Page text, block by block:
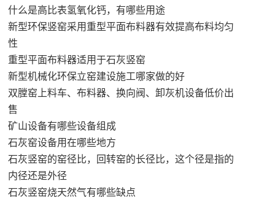
什么是高比表氢氧化钙，有哪些用途
新型环保竖窑采用重型平面布料器有效提高布料均匀
性
重型平面布料器适用于石灰竖窑
新型机械化环保立窑建设施工哪家做的好
双膛窑上料车、布料器、换向阀、卸灰机设备低价出
售
矿山设备有哪些设备组成
石灰窑设备用在哪些地方
石灰竖窑的窑径比，回转窑的长径比，这个径是指的
内径还是外径
石灰竖窑烧天然气有哪些缺点